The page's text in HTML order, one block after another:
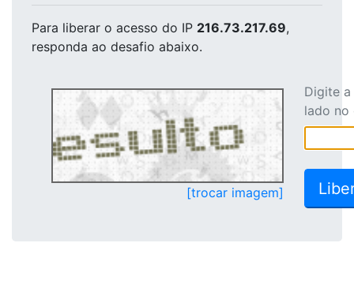
Para liberar o acesso do IP 216.73.217.69,
responda ao desafio abaixo.
[trocar imagem]
Digite
lado no